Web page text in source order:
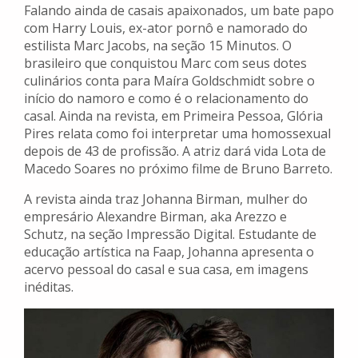
Falando ainda de casais apaixonados, um bate papo
com Harry Louis, ex-ator pornô e namorado do
estilista Marc Jacobs, na seção 15 Minutos. O
brasileiro que conquistou Marc com seus dotes
culinários conta para Maíra Goldschmidt sobre o
início do namoro e como é o relacionamento do
casal. Ainda na revista, em Primeira Pessoa, Glória
Pires relata como foi interpretar uma homossexual
depois de 43 de profissão. A atriz dará vida Lota de
Macedo Soares no próximo filme de Bruno Barreto.
A revista ainda traz Johanna Birman, mulher do
empresário Alexandre Birman, aka Arezzo e
Schutz, na seção Impressão Digital. Estudante de
educação artística na Faap, Johanna apresenta o
acervo pessoal do casal e sua casa, em imagens
inéditas.